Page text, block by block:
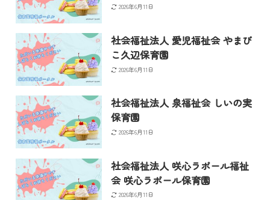
2026年6月11日
社会福祉法人 愛児福祉会 やまび
こ久辺保育園
2026年6月11日
社会福祉法人 泉福祉会 しいの実
保育園
2026年6月11日
社会福祉法人 咲心ラポール福祉
会 咲心ラポール保育園
2026年6月11日